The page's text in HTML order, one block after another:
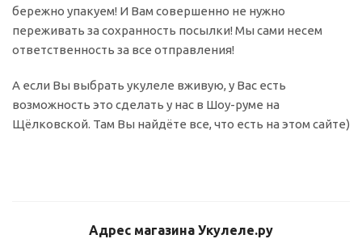
бережно упакуем! И Вам совершенно не нужно
переживать за сохранность посылки! Мы сами несем
ответственность за все отправления!
А если Вы выбрать укулеле вживую, у Вас есть
возможность это сделать у нас в Шоу-руме на
Щёлковской. Там Вы найдёте все, что есть на этом сайте)
Адрес магазина Укулеле.ру